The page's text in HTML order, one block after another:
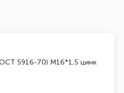
5916-70) М16*1,5 цинк